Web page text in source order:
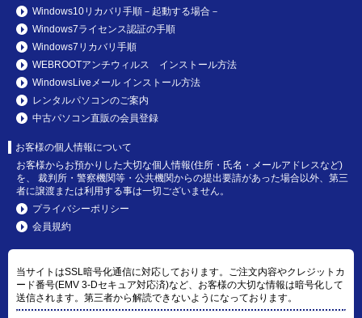
Windows10リカバリ手順－起動する場合－
Windows7ライセンス認証の手順
Windows7リカバリ手順
WEBROOTアンチウィルス インストール方法
WindowsLiveメール インストール方法
レンタルパソコンのご案内
中古パソコン直販の会員登録
お客様の個人情報について
お客様からお預かりした大切な個人情報(住所・氏名・メールアドレスなど)
を、 裁判所・警察機関等・公共機関からの提出要請があった場合以外、第三
者に譲渡または利用する事は一切ございません。
プライバシーポリシー
会員規約
当サイトはSSL暗号化通信に対応しております。ご注文内容やクレジットカ
ード番号(EMV 3-Dセキュア対応済)など、お客様の大切な情報は暗号化して
送信されます。第三者から解読できないようになっております。